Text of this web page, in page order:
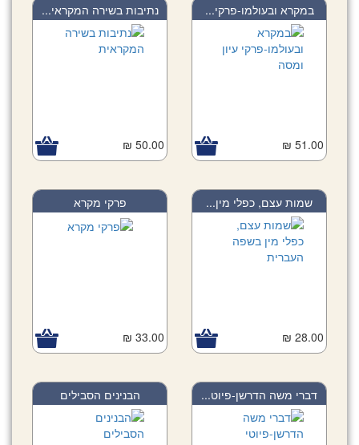
במקרא ובעולמו-פרקי...
51.00 ₪
נתיבות בשירה המקראי...
50.00 ₪
שמות עצם, כפלי מין...
28.00 ₪
פרקי מקרא
33.00 ₪
דברי משה הדרשן-פיוט... הבנינים הסבילים